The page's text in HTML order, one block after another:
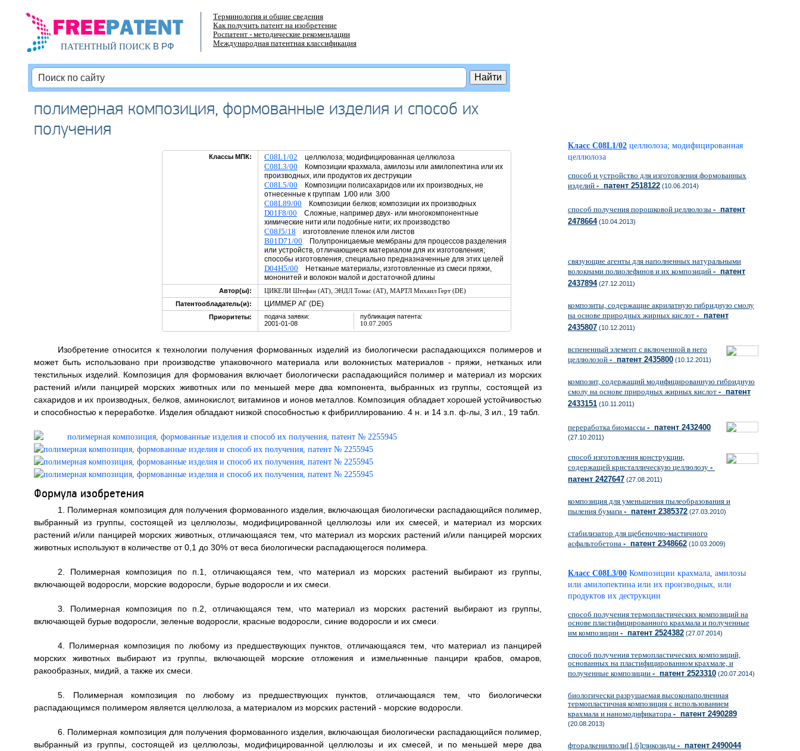
ПАТЕНТНЫЙ ПОИСКВ РФ
Терминология и общие сведения
Как получить патент на изобретение
Роспатент - методические рекомендации
Международная патентная классификация
полимерная композиция, формованные изделия и способ их
получения
Классы МПК: C08L1/02 целлюлоза; модифицированная целлюлоза
C08L3/00 Композиции крахмала, амилозы или амилопектина или их
производных, или продуктов их деструкции
C08L5/00 Композиции полисахаридов или их производных, не
отнесенные к группам 1/00 или 3/00
C08L89/00 Композиции белков; композиции их производных
D01F8/00 Сложные, например двух- или многокомпонентные
химические нити или подобные нити; их производство
C08J5/18 изготовление пленок или листов
B01D71/00 Полупроницаемые мембраны для процессов разделения
или устройств, отличающиеся материалом для их изготовления;
способы изготовления, специально предназначенные для этих целей
D04H5/00 Нетканые материалы, изготовленные из смеси пряжи,
мононитей и волокон малой и достаточной длины
Автор(ы): ЦИКЕЛИ Штефан (AT), ЭНДЛ Томас (AT), МАРТЛ Михаил Герт (DE)
Патентообладатель(и):
ЦИММЕР АГ (DE)
Приоритеты:
подача заявки:
2001-01-08
публикация патента:
10.07.2005
Изобретение относится к технологии получения формованных изделий из биологически распадающихся полимеров и
может быть использовано при производстве упаковочного материала или волокнистых материалов - пряжи, нетканых или
текстильных изделий. Композиция для формования включает биологически распадающийся полимер и материал из морских
растений и/или панцирей морских животных или по меньшей мере два компонента, выбранных из группы, состоящей из
сахаридов и их производных, белков, аминокислот, витаминов и ионов металлов. Композиция обладает хорошей устойчивостью
и способностью к переработке. Изделия обладают низкой способностью к фибриллированию. 4 н. и 14 з.п. ф-лы, 3 ил., 19 табл.
Формула изобретения
1. Полимерная композиция для получения формованного изделия, включающая биологически распадающийся полимер,
выбранный из группы, состоящей из целлюлозы, модифицированной целлюлозы или их смесей, и материал из морских
растений и/или панцирей морских животных, отличающаяся тем, что материал из морских растений и/или панцирей морских
животных используют в количестве от 0,1 до 30% от веса биологически распадающегося полимера.
2. Полимерная композиция по п.1, отличающаяся тем, что материал из морских растений выбирают из группы,
включающей водоросли, морские водоросли, бурые водоросли и их смеси.
3. Полимерная композиция по п.2, отличающаяся тем, что материал из морских растений выбирают из группы,
включающей бурые водоросли, зеленые водоросли, красные водоросли, синие водоросли и их смеси.
4. Полимерная композиция по любому из предшествующих пунктов, отличающаяся тем, что материал из панцирей
морских животных выбирают из группы, включающей морские отложения и измельченные панцири крабов, омаров,
ракообразных, мидий, а также их смеси.
5. Полимерная композиция по любому из предшествующих пунктов, отличающаяся тем, что биологически
распадающимся полимером является целлюлоза, а материалом из морских растений - морские водоросли.
6. Полимерная композиция для получения формованного изделия, включающая биологически распадающийся полимер,
выбранный из группы, состоящей из целлюлозы, модифицированной целлюлозы и их смесей, и по меньшей мере два
Класс C08L1/02 целлюлоза; модифицированная
целлюлоза
способ и устройство для изготовления формованных
изделий - патент 2518122 (10.06.2014)
способ получения порошковой целлюлозы - патент
2478664(10.04.2013)
связующие агенты для наполненных натуральными
волокнами полиолефинов и их композиций - патент
2437894(27.12.2011)
композиты, содержащие акрилатную гибридную смолу
на основе природных жирных кислот - патент
2435807 (10.12.2011)
вспененный элемент с включенной в него
целлюлозой - патент 2435800 (10.12.2011)
композит, содержащий модифицированную гибридную
смолу на основе природных жирных кислот - патент
2433151 (10.11.2011)
переработка биомассы - патент 2432400
(27.10.2011)
способ изготовления конструкции,
содержащей кристаллическую целлюлозу -
патент 2427647 (27.08.2011)
композиция для уменьшения пылеобразования и
пыления бумаги - патент 2385372 (27.03.2010)
стабилизатор для щебеночно-мастичного
асфальтобетона - патент 2348662 (10.03.2009)
Класс C08L3/00 Композиции крахмала, амилозы
или амилопектина или их производных, или
продуктов их деструкции
способ получения термопластических композиций на
основе пластифицированного крахмала и полученные
им композиции - патент 2524382 (27.07.2014)
способ получения термопластических композиций,
основанных на пластифицированном крахмале, и
полученные композиции - патент 2523310 (20.07.2014)
биологически разрушаемая высоконаполненная
термопластичная композиция с использованием
крахмала и наномодификатора - патент 2490289
(20.08.2013)
фторалкенилполи[1,6]гликозиды - патент 2490044